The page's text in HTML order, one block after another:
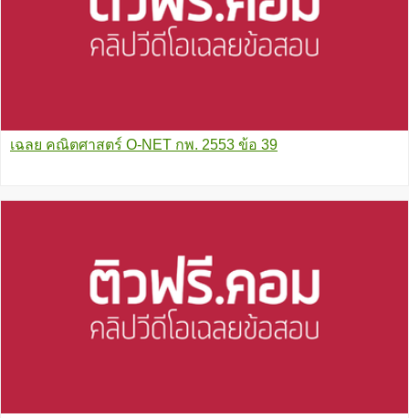
เฉลย คณิตศาสตร์ O-NET กพ. 2553 ข้อ 39